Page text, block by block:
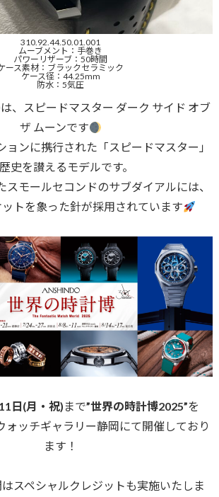
310.92.44.50.01.001
ムーブメント：手巻き
パワーリザーブ：50時間
ース素材：ブラックセラミック
ケース径：44.25mm
防水：5気圧
、スピードマスター ダーク サイド オブ
ザ ムーンです
ョンに携行された「スピードマスター」
史を讃えるモデルです。
スモールセコンドのサブダイアルには、
トを象った針が採用されています
日(月・祝) まで”世界の時計博2025”を
ォッチギャラリー静岡にて開催しており
ます！
スペシャルクレジットも実施いたしま